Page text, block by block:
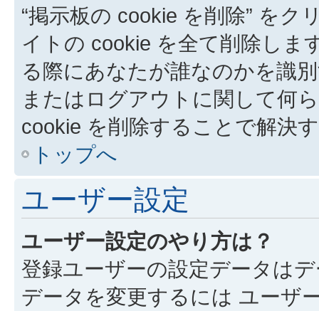
“掲示板の cookie を削除” をク
イトの cookie を全て削除しま
る際にあなたが誰なのかを識
またはログアウトに関して何
cookie を削除することで解決
トップへ
ユーザー設定
ユーザー設定のやり方は？
登録ユーザーの設定データは
データを変更するには ユーザ